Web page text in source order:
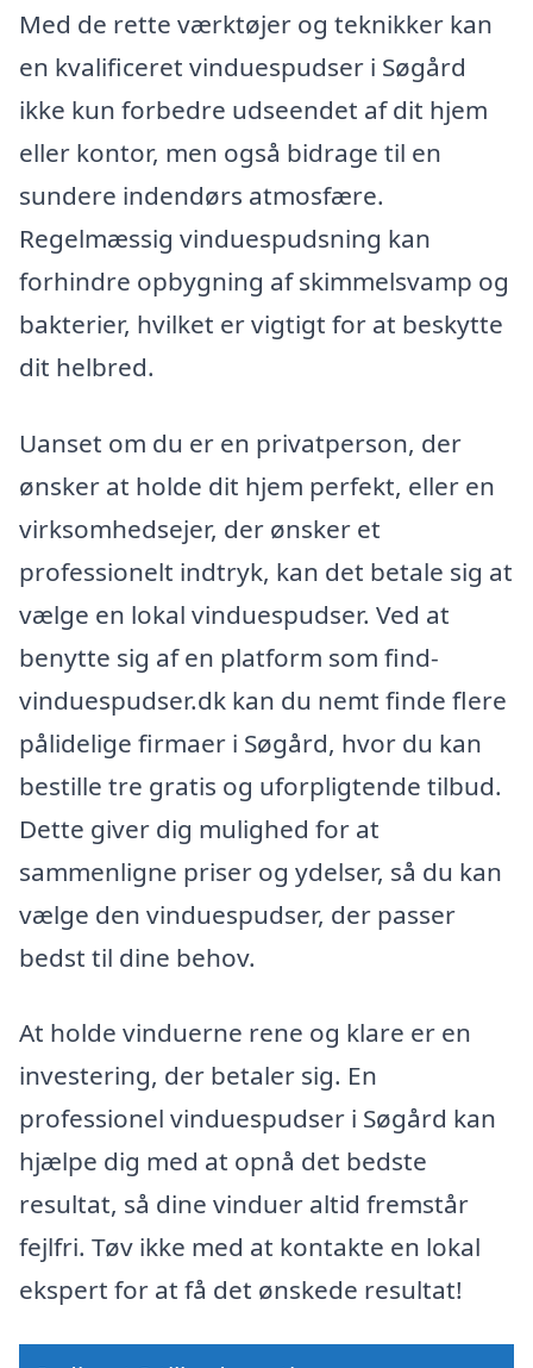
Med de rette værktøjer og teknikker kan
en kvalificeret vinduespudser i Søgård
ikke kun forbedre udseendet af dit hjem
eller kontor, men også bidrage til en
sundere indendørs atmosfære.
Regelmæssig vinduespudsning kan
forhindre opbygning af skimmelsvamp og
bakterier, hvilket er vigtigt for at beskytte
dit helbred.
Uanset om du er en privatperson, der
ønsker at holde dit hjem perfekt, eller en
virksomhedsejer, der ønsker et
professionelt indtryk, kan det betale sig at
vælge en lokal vinduespudser. Ved at
benytte sig af en platform som find-
vinduespudser.dk kan du nemt finde flere
pålidelige firmaer i Søgård, hvor du kan
bestille tre gratis og uforpligtende tilbud.
Dette giver dig mulighed for at
sammenligne priser og ydelser, så du kan
vælge den vinduespudser, der passer
bedst til dine behov.
At holde vinduerne rene og klare er en
investering, der betaler sig. En
professionel vinduespudser i Søgård kan
hjælpe dig med at opnå det bedste
resultat, så dine vinduer altid fremstår
fejlfri. Tøv ikke med at kontakte en lokal
ekspert for at få det ønskede resultat!